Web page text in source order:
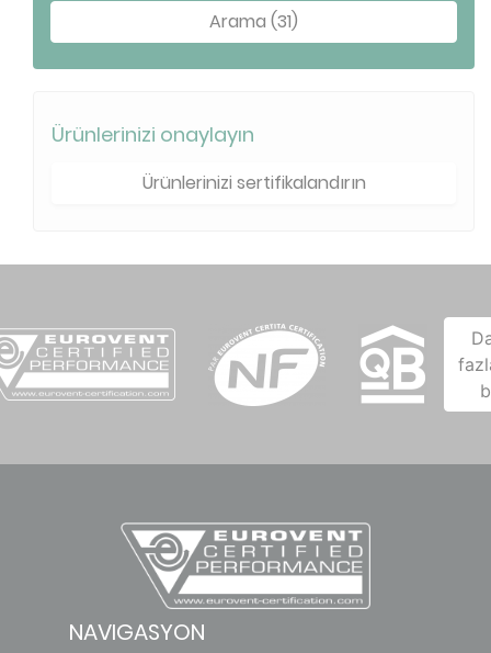
Arama (31)
Ürünlerinizi onaylayın
Ürünlerinizi sertifikalandırın
NAVIGASYON